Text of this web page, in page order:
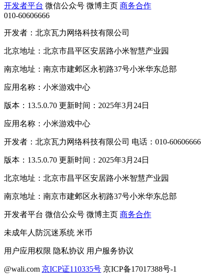
开发者平台 微信公众号 微博主页 商务合作
010-60606666
开发者：北京瓦力网络科技有限公司
北京地址：北京市昌平区安居路小米智慧产业园
南京地址：南京市建邺区永初路37号小米华东总部
应用名称：小米游戏中心
版本：13.5.0.70 更新时间：2025年3月24日
应用名称：小米游戏中心
开发者：北京瓦力网络科技有限公司 电话：010-60606666
版本：13.5.0.70 更新时间：2025年3月24日
北京地址：北京市昌平区安居路小米智慧产业园
南京地址：南京市建邺区永初路37号小米华东总部
开发者平台 微信公众号 微博主页 商务合作
未成年人防沉迷系统 米币
用户应用权限 隐私协议 用户服务协议
@wali.com 京ICP证110335号 京ICP备17017388号-1